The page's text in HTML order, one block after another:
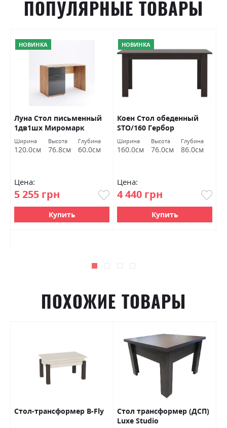
венге, венге/дуб сонома
Цвет материала
вибір при оформленні
модерн
Механизм
Пружинний
ПОПУЛЯРНЫЕ ТОВАРЫ
НОВИНКА
Луна Стол письменный
1дв1шх Миромарк
Ширина
120.0см
Высота
76.8см
Глубина
60.0см
Цена:
5 255 грн
Купить
НОВИНКА
Коен Стол обеденный
STO/160 Гербор
Ширина
160.0см
Высота
76.0см
Глубина
86.0см
Цена:
4 440 грн
Купить
ПОХОЖИЕ ТОВАРЫ
Стол-трансформер B-Fly
Стол трансформер (ДСП)
Luxe Studio